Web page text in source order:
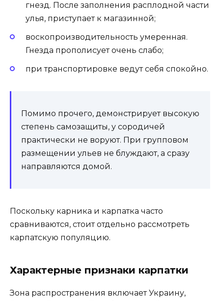
гнезд. После заполнения расплодной части
улья, приступает к магазинной;
воскопроизводительность умеренная.
Гнезда прополисует очень слабо;
при транспортировке ведут себя спокойно.
Помимо прочего, демонстрирует высокую
степень самозащиты, у сородичей
практически не воруют. При групповом
размещении ульев не блуждают, а сразу
направляются домой.
Поскольку карника и карпатка часто
сравниваются, стоит отдельно рассмотреть
карпатскую популяцию.
Характерные признаки карпатки
Зона распространения включает Украину,